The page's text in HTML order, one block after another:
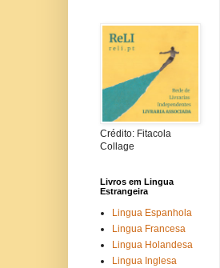
Crédito: Fitacola
Collage
Livros em Lingua
Estrangeira
Lingua Espanhola
Lingua Francesa
Lingua Holandesa
Lingua Inglesa